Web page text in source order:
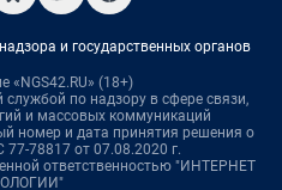
и государственных органов
«NGS42.RU» (18+)
по надзору в сфере связи,
и массовых коммуникаций
номер и дата принятия решения о
78817 от 07.08.2020 г.
ответственностью "ИНТЕРНЕТ